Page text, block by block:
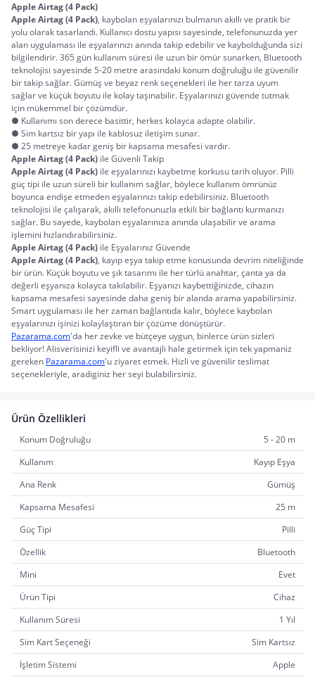
Apple Airtag (4 Pack)
Apple Airtag (4 Pack), kaybolan eşyalarınızı bulmanın akıllı ve pratik bir
yolu olarak tasarlandı. Kullanıcı dostu yapısı sayesinde, telefonunuzda yer
alan uygulaması ile eşyalarınızı anında takip edebilir ve kaybolduğunda sizi
bilgilendirir. 365 gün kullanım süresi ile uzun bir ömür sunarken, Bluetooth
teknolojisi sayesinde 5-20 metre arasındaki konum doğruluğu ile güvenilir
bir takip sağlar. Gümüş ve beyaz renk seçenekleri ile her tarza uyum
sağlar ve küçük boyutu ile kolay taşınabilir. Eşyalarınızı güvende tutmak
için mükemmel bir çözümdür.
● Kullanımı son derece basittir, herkes kolayca adapte olabilir.
● Sim kartsız bir yapı ile kablosuz iletişim sunar.
● 25 metreye kadar geniş bir kapsama mesafesi vardır.
Apple Airtag (4 Pack) ile Güvenli Takip
Apple Airtag (4 Pack) ile eşyalarınızı kaybetme korkusu tarih oluyor. Pilli
güç tipi ile uzun süreli bir kullanım sağlar, böylece kullanım ömrünüz
boyunca endişe etmeden eşyalarınızı takip edebilirsiniz. Bluetooth
teknolojisi ile çalışarak, akıllı telefonunuzla etkili bir bağlantı kurmanızı
sağlar. Bu sayede, kaybolan eşyalarınıza anında ulaşabilir ve arama
işlemini hızlandırabilirsiniz.
Apple Airtag (4 Pack) ile Eşyalarınız Güvende
Apple Airtag (4 Pack), kayıp eşya takip etme konusunda devrim niteliğinde
bir ürün. Küçük boyutu ve şık tasarımı ile her türlü anahtar, çanta ya da
değerli eşyanıza kolayca takılabilir. Eşyanızı kaybettiğinizde, cihazın
kapsama mesafesi sayesinde daha geniş bir alanda arama yapabilirsiniz.
Smart uygulaması ile her zaman bağlantıda kalır, böylece kaybolan
eşyalarınızı işinizi kolaylaştıran bir çözüme dönüştürür.
Pazarama.com'da her zevke ve bütçeye uygun, binlerce ürün sizleri
bekliyor! Alisverisinizi keyifli ve avantajli hale getirmek için tek yapmaniz
gereken Pazarama.com'u ziyaret etmek. Hizli ve güvenilir teslimat
seçenekleriyle, aradiginiz her seyi bulabilirsiniz.
Ürün Özellikleri
Konum Doğruluğu
5 - 20 m
Kullanım
Kayıp Eşya
Ana Renk
Gümüş
Kapsama Mesafesi
25 m
Güç Tipi
Pilli
Özellik
Bluetooth
Mini
Evet
Ürün Tipi
Cihaz
Kullanım Süresi
1 Yıl
Sim Kart Seçeneği
Sim Kartsız
İşletim Sistemi
Apple